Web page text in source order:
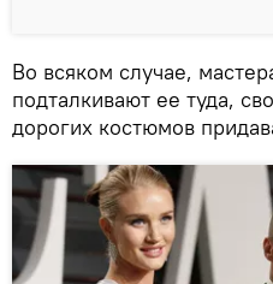
Во всяком случае,
подталкивают ее туда,
дорогих костюмов